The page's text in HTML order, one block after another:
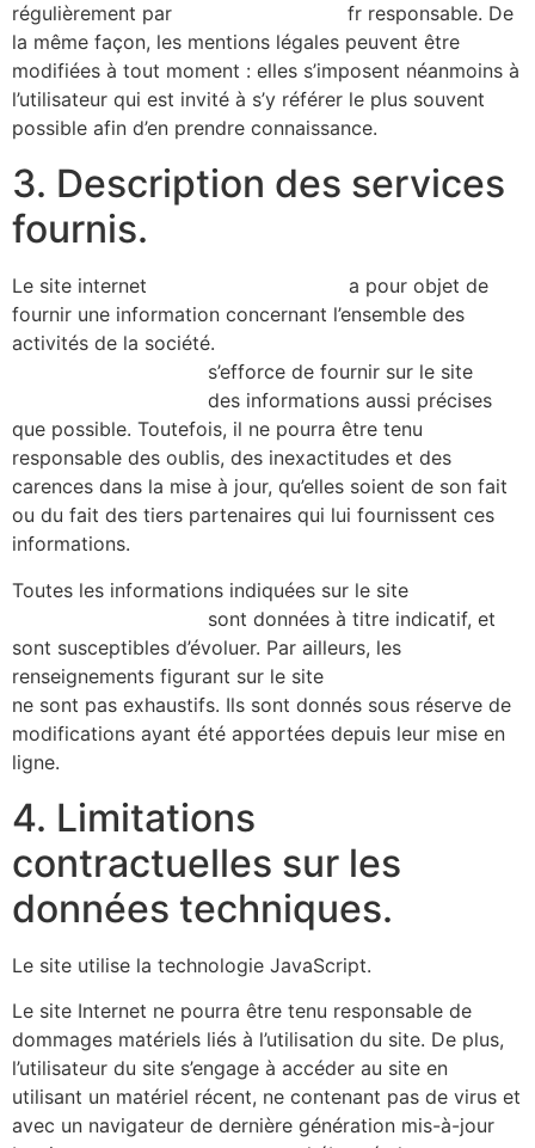
régulièrement par
fr responsable. De
la même façon, les mentions légales peuvent être
modifiées à tout moment : elles s’imposent néanmoins à
l’utilisateur qui est invité à s’y référer le plus souvent
possible afin d’en prendre connaissance.
3. Description des services
fournis.
Le site internet
a pour objet de
fournir une information concernant l’ensemble des
activités de la société.
s’efforce de fournir sur le site
des informations aussi précises
que possible. Toutefois, il ne pourra être tenu
responsable des oublis, des inexactitudes et des
carences dans la mise à jour, qu’elles soient de son fait
ou du fait des tiers partenaires qui lui fournissent ces
informations.
Toutes les informations indiquées sur le site
sont données à titre indicatif, et
sont susceptibles d’évoluer. Par ailleurs, les
renseignements figurant sur le site
ne sont pas exhaustifs. Ils sont donnés sous réserve de
modifications ayant été apportées depuis leur mise en
ligne.
4. Limitations
contractuelles sur les
données techniques.
Le site utilise la technologie JavaScript.
Le site Internet ne pourra être tenu responsable de
dommages matériels liés à l’utilisation du site. De plus,
l’utilisateur du site s’engage à accéder au site en
utilisant un matériel récent, ne contenant pas de virus et
avec un navigateur de dernière génération mis-à-jour